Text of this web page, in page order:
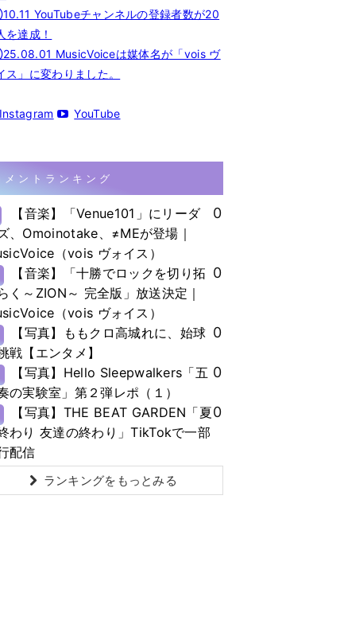
YouTubeチャンネルの登録者数が20
を達成！
MusicVoiceは媒体名が「vois ヴ
ス」に変わりました。
Instagram YouTube
メントランキング
【音楽】「Venue101」にリーダ
、Omoinotake、≠MEが登場｜
（vois ヴォイス）
0
【音楽】「十勝でロックを切り拓
く～ZION～ 完全版」放送決定｜
（vois ヴォイス）
0
【写真】ももクロ高城れに、始球
戦【エンタメ】
0
【写真】Hello Sleepwalkers「五
の実験室」第２弾レポ（１）
0
【写真】THE BEAT GARDEN「夏
わり 友達の終わり」TikTokで一部
配信
0
ランキングをもっとみる